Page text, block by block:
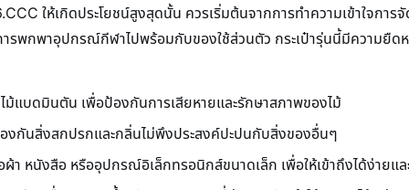
ให้เกิดประโยชน์สูงสุดนั้น ควรเริ่มต้นจากการทำความเข้าใจกา
รพกพาอุปกรณ์กีฬาไปพร้อมกับของใช้ส่วนตัว กระเป๋ารุ่นนี้มีความยืด
ม้แบดมินตัน เพื่อป้องกันการเสียหายและรักษาสภาพของไม้
งกันสิ่งสกปรกและกลิ่นไม่พึงประสงค์ปะปนกับสิ่งของอื่นๆ
า หนังสือ หรืออุปกรณ์อิเล็กทรอนิกส์ขนาดเล็ก เพื่อให้เข้าถึงได้ง่ายแล